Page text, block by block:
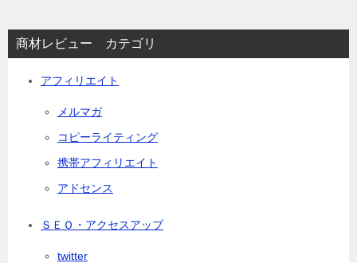
商材レビュー カテゴリ
アフィリエイト
メルマガ
コピーライティング
携帯アフィリエイト
アドセンス
ＳＥＯ・アクセスアップ
twitter